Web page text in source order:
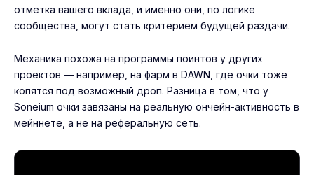
отметка вашего вклада, и именно они, по логике
сообщества, могут стать критерием будущей раздачи.
Механика похожа на программы поинтов у других
проектов — например, на фарм в DAWN , где очки тоже
копятся под возможный дроп. Разница в том, что у
Soneium очки завязаны на реальную ончейн-активность в
мейннете, а не на реферальную сеть.